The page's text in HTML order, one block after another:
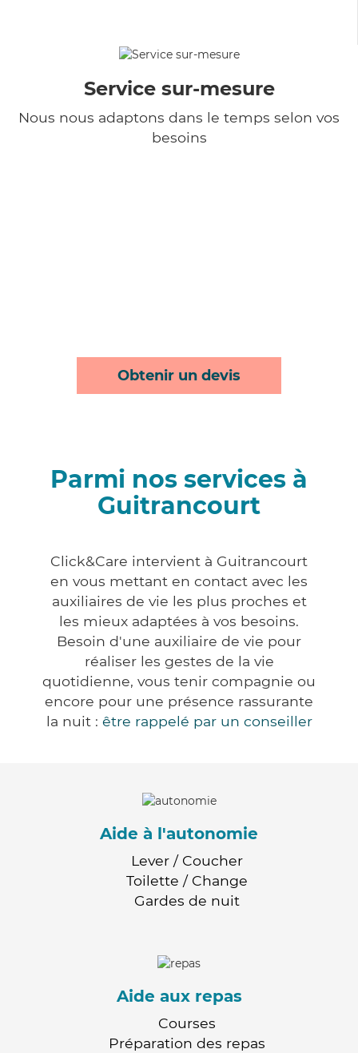
Service sur-mesure
Nous nous adaptons dans le temps selon vos
besoins
Obtenir un devis
Parmi nos services à
Guitrancourt
Click&Care intervient à Guitrancourt
en vous mettant en contact avec les
auxiliaires de vie les plus proches et
les mieux adaptées à vos besoins.
Besoin d'une auxiliaire de vie pour
réaliser les gestes de la vie
quotidienne, vous tenir compagnie ou
encore pour une présence rassurante
la nuit : être rappelé par un conseiller
Aide à l'autonomie
Lever / Coucher
Toilette / Change
Gardes de nuit
Aide aux repas
Courses
Préparation des repas